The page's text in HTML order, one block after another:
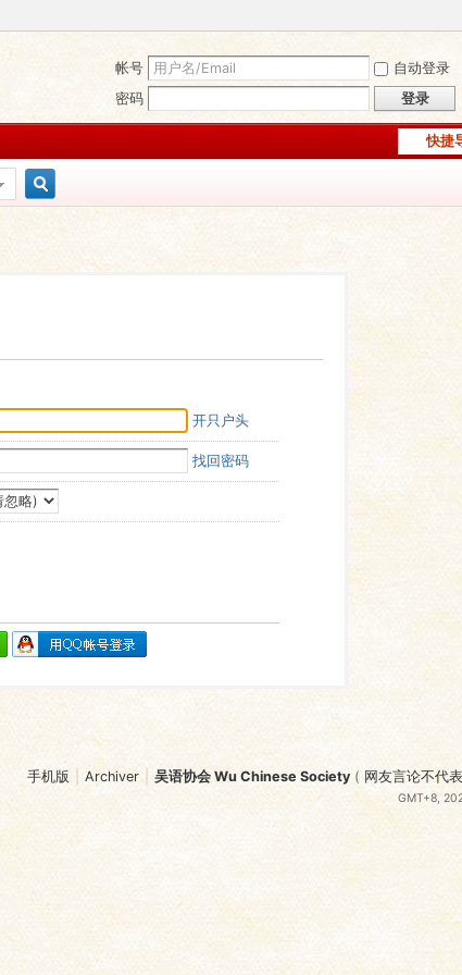
帐号 自动登录
密码
登录
快捷
开只户头
找回密码
手机版 Archiver 吴语协会 Wu Chinese Society ( 网友言论不代
GMT+8,